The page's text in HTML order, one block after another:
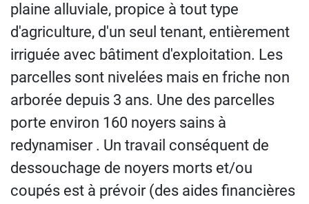
plaine alluviale, propice à tout type
d'agriculture, d'un seul tenant, entièrement
irriguée avec bâtiment d'exploitation. Les
parcelles sont nivelées mais en friche non
arborée depuis 3 ans. Une des parcelles
porte environ 160 noyers sains à
redynamiser . Un travail conséquent de
dessouchage de noyers morts et/ou
coupés est à prévoir (des aides financières